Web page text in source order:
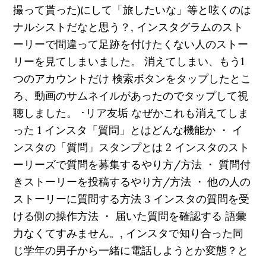
撮って貰った)にして「旅したいな」等と呟くのは
ナルシストだなと思う？, インスタグラムのスト
ーリーで間違って足跡を付けたくない人のストー
リーを見てしまいました。 消えてしまい、もう1
つのアカウントだけ 検索ボタンをタップしたとこ
ろ、動画のサムネイルがあったのでタップして視
聴しました。 ･リア友垢 なぜかこれも消えてしま
った 1 インスタ「質問」とはどんな機能か ・ イ
ンスタの「質問」スタンプとは 2 インスタのスト
ーリーズで質問を募集するやり方/方法 ・ 質問付
きストーリーを投稿するやり方/方法 ・ 他の人の
ストーリーに質問する方法 3 インスタの質問を受
ける側の操作方法 ・ 届いた質問を確認する 語彙
力なくてすみません。, インスタで知り合った同
じ学年の男子から一緒に電話しようとか変態？と